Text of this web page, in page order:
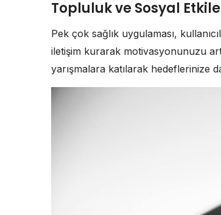
Topluluk ve Sosyal
Pek çok sağlık uygulaması,
iletişim kurarak motivasyonunuzu
yarışmalara katılarak hedeflerinize